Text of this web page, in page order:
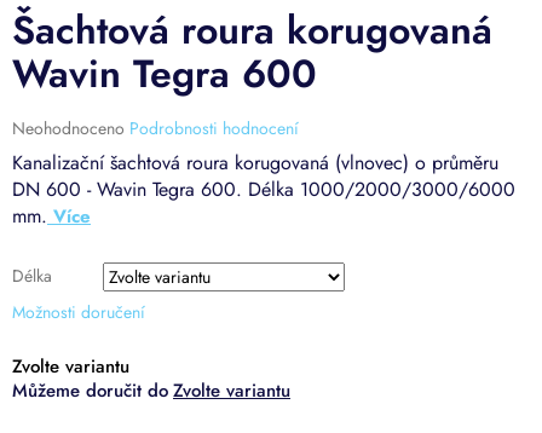
Délka
Možnosti doručení
Kanalizační šachtová roura korugovaná (vlnovec) o průměru
DN 600 - Wavin Tegra 600. Délka 1000/2000/3000/6000
mm.
Šachtová roura korugovaná
Wavin Tegra 600
Průměrné
hodnocení
produktu
je
0,0
5
hvězdiček.
Neohodnoceno Podrobnosti hodnocení
Zvolte variantu
Zvolte variantu